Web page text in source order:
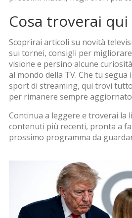
Cosa troverai qui
Scoprirai articoli su novità
sui tornei, consigli per
visione e persino alcune
al mondo della TV. Che tu segua
sport di streaming, qui trovi
per rimanere sempre
Continua a leggere e troverai la
contenuti più recenti, pronta a
prossimo programma da